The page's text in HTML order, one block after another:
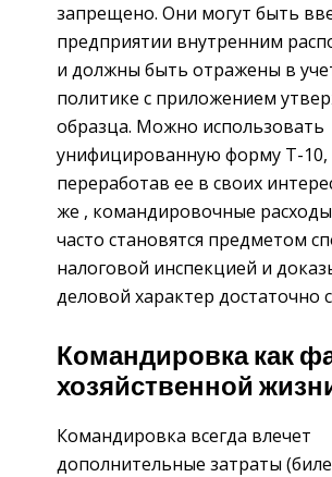
запрещено. Они могут быть
предприятии внутренним
и должны быть отражены в
политике с приложением
образца. Можно использовать
унифицированную форму Т-10,
переработав ее в своих
же , командировочные
часто становятся предметом
налоговой инспекцией и
деловой характер достаточно
Командировка как
хозяйственной
Командировка всегда влечет
дополнительные затраты